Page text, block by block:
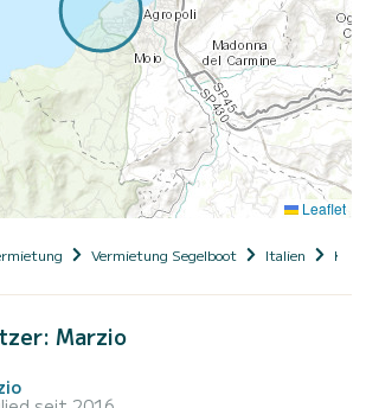
Leaflet
Vermietung Segelboot Italien
Marzio